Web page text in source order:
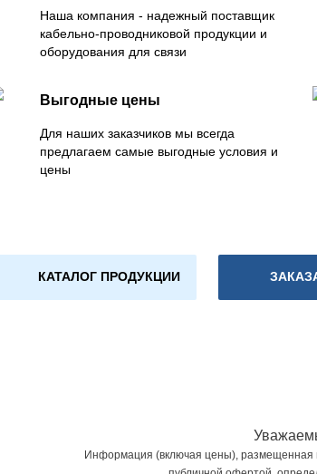
Наша компания - надежный поставщик
кабельно-проводниковой продукции и
оборудования для связи
Выгодные цены
Для наших заказчиков мы всегда
предлагаем самые выгодные условия и
цены
КАТАЛОГ ПРОДУКЦИИ
Информация (включая цены), размещенная